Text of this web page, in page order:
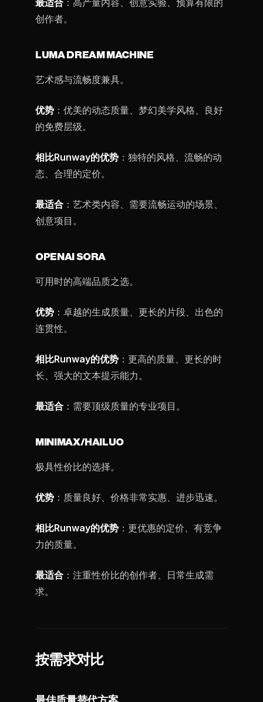
最适合 ：高产量内容、创意实验、预算有限的
创作者。
LUMA DREAM MACHINE
艺术感与流畅度兼具。
优势 ：优美的动态质量、梦幻美学风格、良好
的免费层级。
相比Runway的优势 ：独特的风格、流畅的动
态、合理的定价。
最适合 ：艺术类内容、需要流畅运动的场景、
创意项目。
OPENAI SORA
可用时的高端品质之选。
优势 ：卓越的生成质量、更长的片段、出色的
连贯性。
相比Runway的优势 ：更高的质量、更长的时
长、强大的文本提示能力。
最适合 ：需要顶级质量的专业项目。
MINIMAX/HAILUO
极具性价比的选择。
优势 ：质量良好、价格非常实惠、进步迅速。
相比Runway的优势 ：更优惠的定价、有竞争
力的质量。
最适合 ：注重性价比的创作者、日常生成需
求。
按需求对比